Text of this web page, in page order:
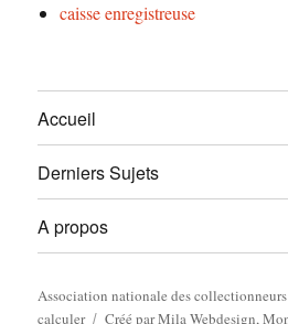
caisse enregistreuse
Accueil
Derniers Sujets
A propos
Association nationale des collectionneurs
calculer
Créé parMila Webdesign,